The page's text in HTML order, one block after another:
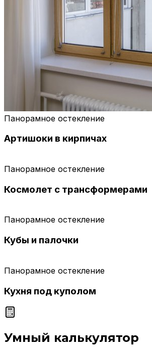
Панорамное остекление
Артишоки в кирпичах
Панорамное остекление
Космолет с трансформерами
Панорамное остекление
Кубы и палочки
Панорамное остекление
Кухня под куполом
Умный калькулятор